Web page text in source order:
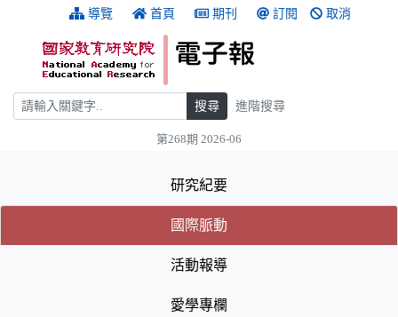
跳到主要內容 導覽 首頁 期刊 訂閱 取消
搜尋 搜尋 進階搜尋
第268期 2026-06
研究紀要
國際脈動
活動報導
愛學專欄